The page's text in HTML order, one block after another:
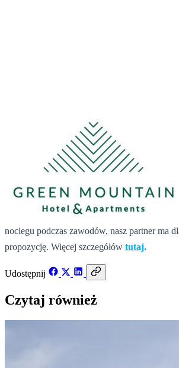
noclegu podczas zawodów, nasz partner ma
propozycję. Więcej szczegółów tutaj.
Udostępnij
Czytaj również